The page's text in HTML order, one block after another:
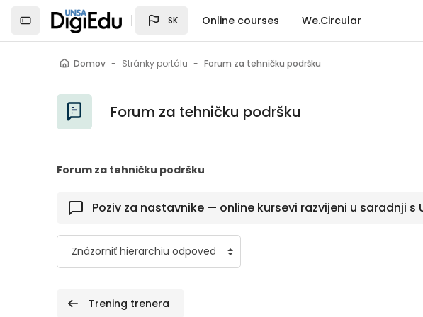
Preskočiť na hlavný obsah
SK Online courses We.Circular
Domov Stránky portálu Forum za tehničku podršku
Forum za tehničku podršku
Forum za tehničku podršku
Poziv za nastavnike — online kursevi razvijeni u saradnji s
Trening trenera